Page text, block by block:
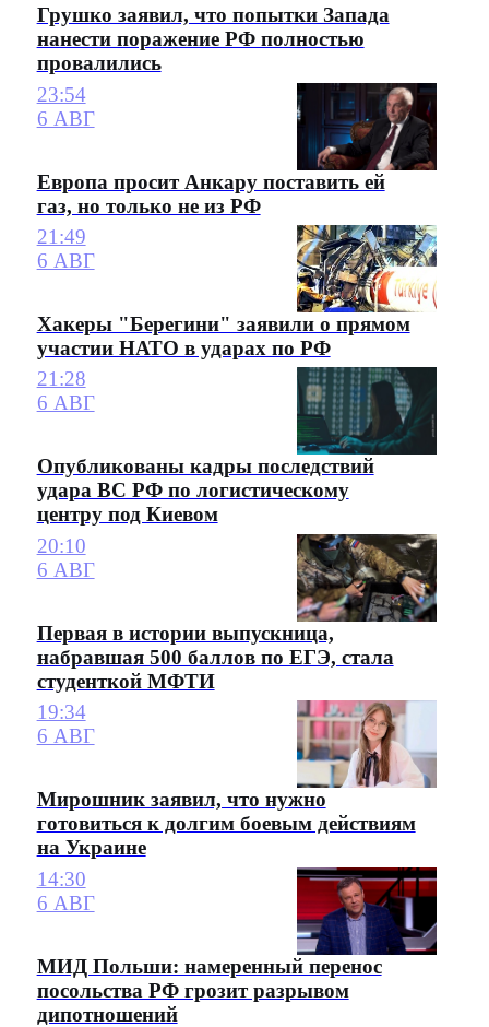
Грушко заявил, что попытки Запада
нанести поражение РФ полностью
провалились
23:54
6 АВГ
Европа просит Анкару поставить ей
газ, но только не из РФ
21:49
6 АВГ
Хакеры "Берегини" заявили о прямом
участии НАТО в ударах по РФ
21:28
6 АВГ
Опубликованы кадры последствий
удара ВС РФ по логистическому
центру под Киевом
20:10
6 АВГ
Первая в истории выпускница,
набравшая 500 баллов по ЕГЭ, стала
студенткой МФТИ
19:34
6 АВГ
Мирошник заявил, что нужно
готовиться к долгим боевым действиям
на Украине
14:30
6 АВГ
МИД Польши: намеренный перенос
посольства РФ грозит разрывом
дипотношений